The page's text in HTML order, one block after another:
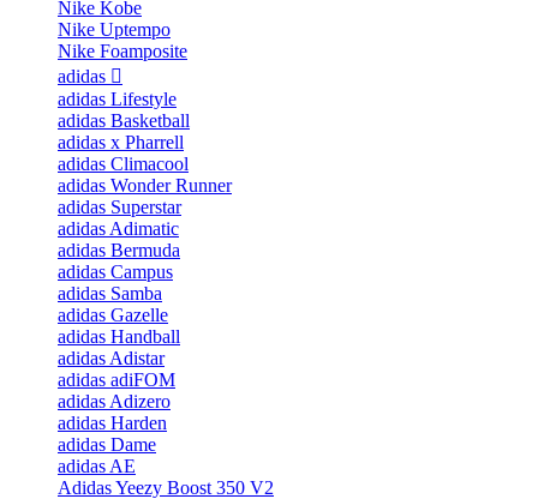
Nike Kobe
Nike Uptempo
Nike Foamposite
adidas
adidas Lifestyle
adidas Basketball
adidas x Pharrell
adidas Climacool
adidas Wonder Runner
adidas Superstar
adidas Adimatic
adidas Bermuda
adidas Campus
adidas Samba
adidas Gazelle
adidas Handball
adidas Adistar
adidas adiFOM
adidas Adizero
adidas Harden
adidas Dame
adidas AE
Adidas Yeezy Boost 350 V2